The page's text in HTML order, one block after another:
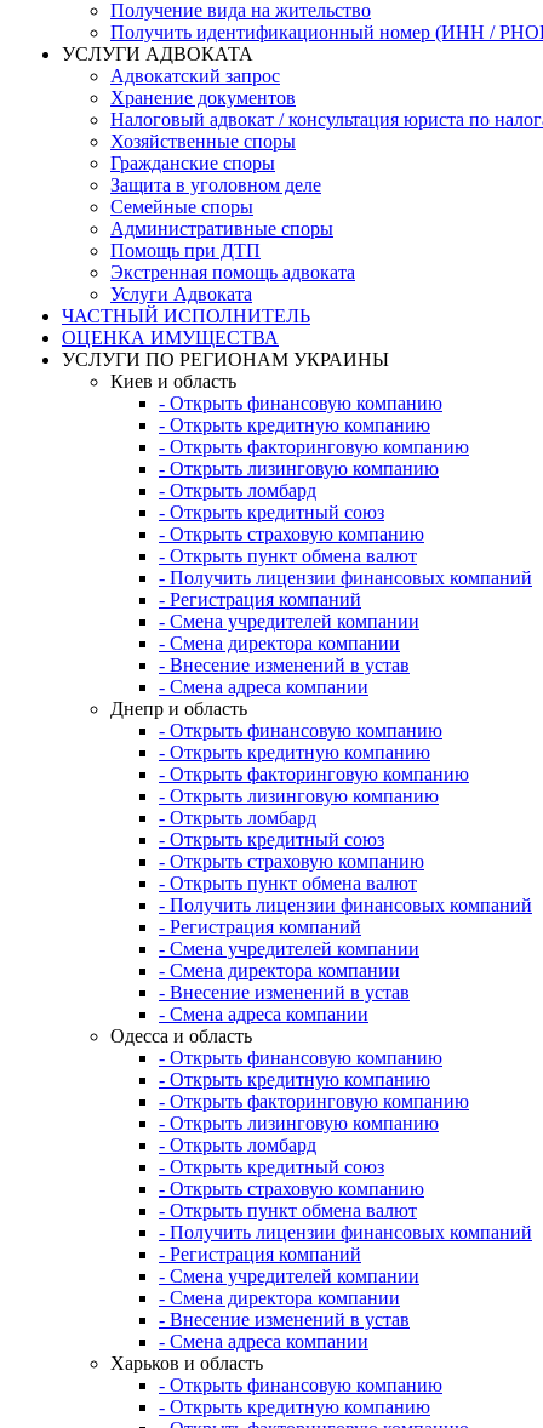
Получение вида на жительство
Получить идентификационный номер (ИНН /
УСЛУГИ АДВОКАТА
Адвокатский запрос
Хранение документов
Налоговый адвокат / консультация юриста по
Хозяйственные споры
Гражданские споры
Защита в уголовном деле
Семейные споры
Административные споры
Помощь при ДТП
Экстренная помощь адвоката
Услуги Адвоката
ЧАСТНЫЙ ИСПОЛНИТЕЛЬ
ОЦЕНКА ИМУЩЕСТВА
УСЛУГИ ПО РЕГИОНАМ УКРАИНЫ
Киев и область
- Открыть финансовую компанию
- Открыть кредитную компанию
- Открыть факторинговую компанию
- Открыть лизинговую компанию
- Открыть ломбард
- Открыть кредитный союз
- Открыть страховую компанию
- Открыть пункт обмена валют
- Получить лицензии финансовых компаний
- Регистрация компаний
- Смена учредителей компании
- Смена директора компании
- Внесение изменений в устав
- Смена адреса компании
Днепр и область
- Открыть финансовую компанию
- Открыть кредитную компанию
- Открыть факторинговую компанию
- Открыть лизинговую компанию
- Открыть ломбард
- Открыть кредитный союз
- Открыть страховую компанию
- Открыть пункт обмена валют
- Получить лицензии финансовых компаний
- Регистрация компаний
- Смена учредителей компании
- Смена директора компании
- Внесение изменений в устав
- Смена адреса компании
Одесса и область
- Открыть финансовую компанию
- Открыть кредитную компанию
- Открыть факторинговую компанию
- Открыть лизинговую компанию
- Открыть ломбард
- Открыть кредитный союз
- Открыть страховую компанию
- Открыть пункт обмена валют
- Получить лицензии финансовых компаний
- Регистрация компаний
- Смена учредителей компании
- Смена директора компании
- Внесение изменений в устав
- Смена адреса компании
Харьков и область
- Открыть финансовую компанию
- Открыть кредитную компанию